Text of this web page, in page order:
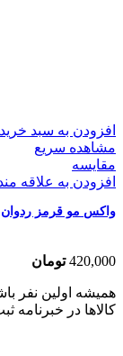
افزودن به سبد خرید
مشاهده سریع
مقایسه
افزودن به علاقه
واکس مو قرمز ردوان
420,000 تومان
همیشه اولین نفر
کالاها در خبرنامه